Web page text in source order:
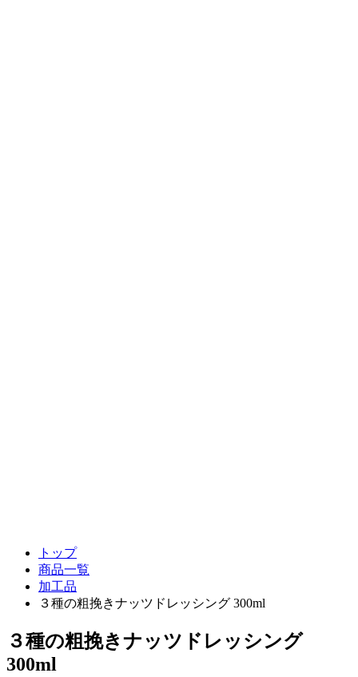
トップ
商品一覧
加工品
３種の粗挽きナッツドレッシング 300ml
３種の粗挽きナッツドレッシング
300ml